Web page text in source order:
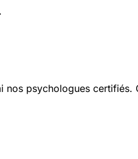
psychologues